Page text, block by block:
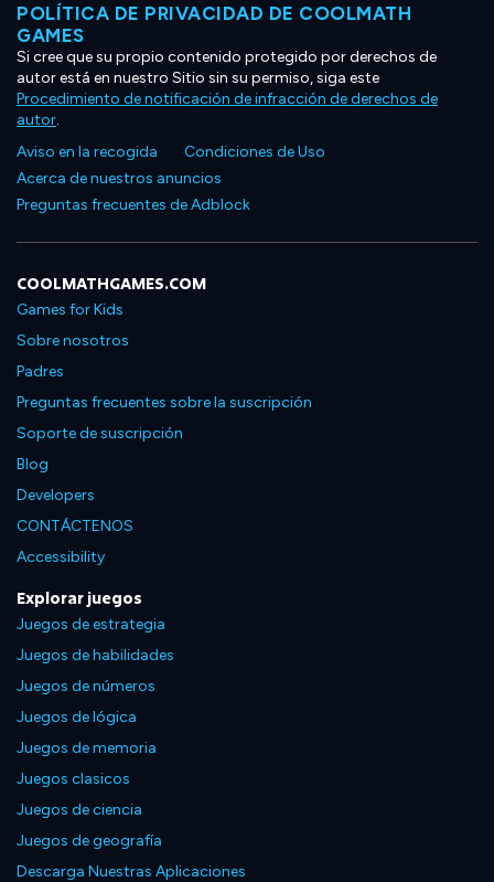
POLÍTICA DE PRIVACIDAD DE COOLMATH
GAMES
Si cree que su propio contenido protegido por derechos de
autor está en nuestro Sitio sin su permiso, siga este
Procedimiento de notificación de infracción de derechos de
autor.
Aviso en la recogida
Condiciones de Uso
Acerca de nuestros anuncios
Preguntas frecuentes de Adblock
COOLMATHGAMES.COM
Games for Kids
Sobre nosotros
Padres
Preguntas frecuentes sobre la suscripción
Soporte de suscripción
Blog
Developers
CONTÁCTENOS
Accessibility
Explorar juegos
Juegos de estrategia
Juegos de habilidades
Juegos de números
Juegos de lógica
Juegos de memoria
Juegos clasicos
Juegos de ciencia
Juegos de geografía
Descarga Nuestras Aplicaciones